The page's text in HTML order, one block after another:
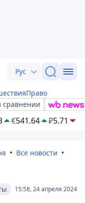
Рус
Право
сравнении
€541.64 ₽5.71
Все новости
15:58, 24 апреля 2024